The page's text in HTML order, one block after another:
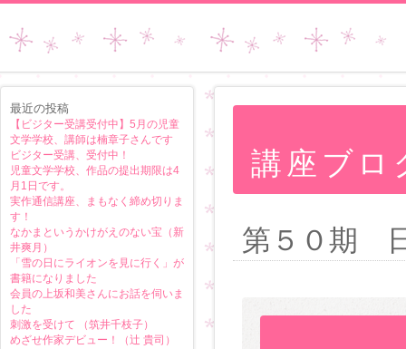
最近の投稿
【ビジター受講受付中】5月の児童
文学学校、講師は楠章子さんです
ビジター受講、受付中！
児童文学学校、作品の提出期限は4
月1日です。
実作通信講座、まもなく締め切りま
す！
なかまというかけがえのない宝（新
井爽月）
「雪の日にライオンを見に行く」が
書籍になりました
会員の上坂和美さんにお話を伺いま
した
刺激を受けて （筑井千枝子）
めざせ作家デビュー！（辻 貴司）
講座ブロ
第５０期